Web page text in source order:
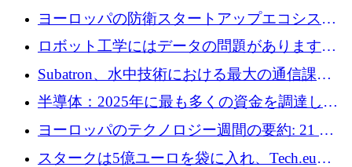
を通じて関連する無人システムを接続するた
めの資金を調達します
ヨーロッパの防衛スタートアップエコシステ
ムとなったハッカソン
ロボット工学にはデータの問題があります。
Macrodata Labs はそれを解決したいと考えて
Subatron、水中技術における最大の通信課題
の 1 つに取り組むために 16 万 2,000 ユーロを
半導体：2025年に最も多くの資金を調達した
10社
ヨーロッパのテクノロジー週間の要約: 21 億
ユーロの取引と Tech.eu Funding Explorer
スタークは5億ユーロを袋に入れ、Tech.eu